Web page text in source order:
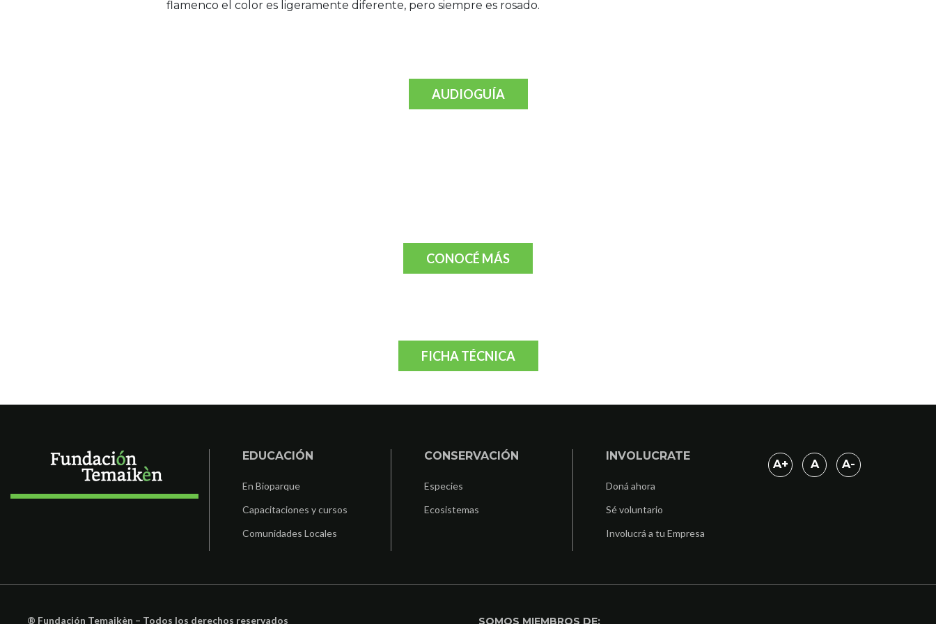
flamenco el color es ligeramente diferente, pero siempre es rosado.
AUDIOGUÍA
CONOCÉ MÁS
FICHA TÉCNICA
EDUCACIÓN
En Bioparque
Capacitaciones y cursos
Comunidades Locales
CONSERVACIÓN
Especies
Ecosistemas
INVOLUCRATE
Doná ahora
Sé voluntario
Involucrá a tu Empresa
A+ A A-
® Fundación Temaikèn – Todos los derechos reservados SOMOS MIEMBROS DE: